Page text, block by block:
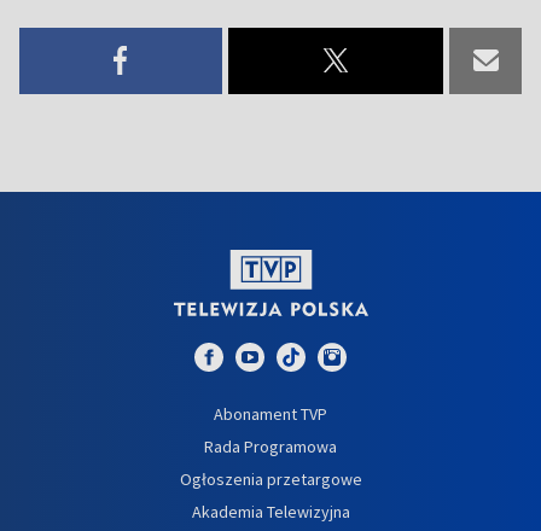
Abonament TVP
Rada Programowa
Ogłoszenia przetargowe
Akademia Telewizyjna